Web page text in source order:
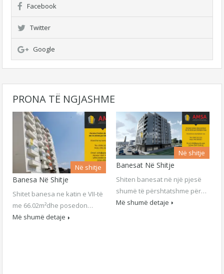
Facebook
Twitter
Google
PRONA TË NGJASHME
Në shitje
Banesa Në Shitje
Shitet banesa ne katin e VII-të
me 66.02m²dhe posedon…
Më shumë detaje
Në shitje
Banesat Në Shitje
Shiten banesat në një pjesë
shumë të përshtatshme për…
Më shumë detaje